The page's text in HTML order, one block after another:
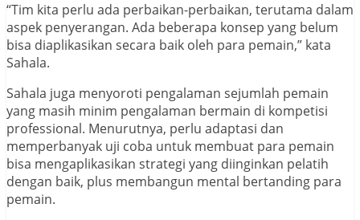
“Tim kita perlu ada perbaikan-perbaikan, terutama dalam
aspek penyerangan. Ada beberapa konsep yang belum
bisa diaplikasikan secara baik oleh para pemain,” kata
Sahala.
Sahala juga menyoroti pengalaman sejumlah pemain
yang masih minim pengalaman bermain di kompetisi
professional. Menurutnya, perlu adaptasi dan
memperbanyak uji coba untuk membuat para pemain
bisa mengaplikasikan strategi yang diinginkan pelatih
dengan baik, plus membangun mental bertanding para
pemain.